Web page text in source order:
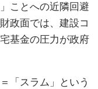
ことへの近隣回避
政面では、建設コ
基金の圧力が政府
「スラム」という